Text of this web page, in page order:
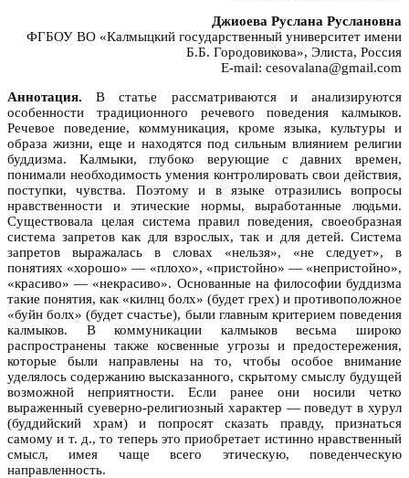
Джиоева Руслана Руслановна
ФГБОУ ВО «Калмыцкий государственный университет имени
Б.Б. Городовикова», Элиста, Россия
E-mail: cesovalana@gmail.com
Аннотация. В статье рассматриваются и анализируются
особенности традиционного речевого поведения калмыков.
Речевое поведение, коммуникация, кроме языка, культуры и
образа жизни, еще и находятся под сильным влиянием религии
буддизма. Калмыки, глубоко верующие с давних времен,
понимали необходимость умения контролировать свои действия,
поступки, чувства. Поэтому и в языке отразились вопросы
нравственности и этические нормы, выработанные людьми.
Существовала целая система правил поведения, своеобразная
система запретов как для взрослых, так и для детей. Система
запретов выражалась в словах «нельзя», «не следует», в
понятиях «хорошо» — «плохо», «пристойно» — «непристойно»,
«красиво» — «некрасиво». Основанные на философии буддизма
такие понятия, как «килнц болх» (будет грех) и противоположное
«буйн болх» (будет счастье), были главным критерием поведения
калмыков. В коммуникации калмыков весьма широко
распространены также косвенные угрозы и предостережения,
которые были направлены на то, чтобы особое внимание
уделялось содержанию высказанного, скрытому смыслу будущей
возможной неприятности. Если ранее они носили четко
выраженный суеверно-религиозный характер — поведут в хурул
(буддийский храм) и попросят сказать правду, признаться
самому и т. д., то теперь это приобретает истинно нравственный
смысл, имея чаще всего этическую, поведенческую
направленность.